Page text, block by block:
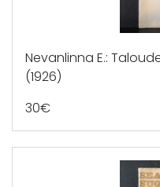
Nevanlinna E.:
(1926)
30€